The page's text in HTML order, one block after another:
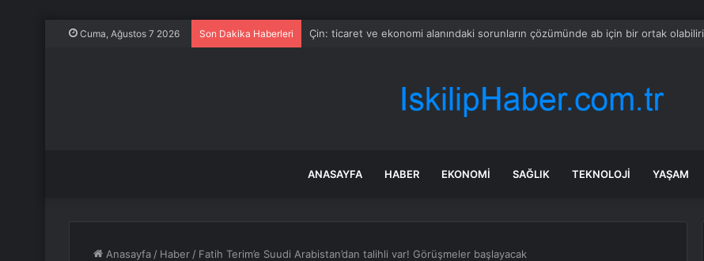
Cuma, Ağustos 7 2026 Son Dakika Haberleri Arakçi: ırak’taki kürt silahlı grupların engellenmesinde ‘türkiye etkili bir rol oynadı’
ANASAYFA HABER EKONOMI SAĞLIK TEKNOLOJI YAŞAM
Anasayfa / Haber / Fatih Terim’e Suudi Arabistan’dan talihli var! Görüşmeler başlayacak